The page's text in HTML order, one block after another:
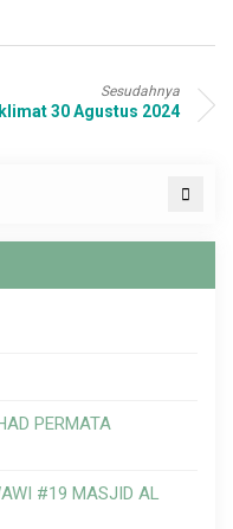
Sesudahnya
30 Agustus 2024
PERMATA
#19 MASJID AL